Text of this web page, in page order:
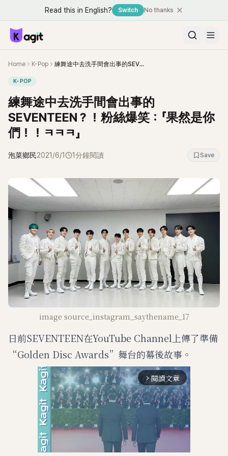
Read this in English? Switch No thanks
Home K-Pop 練舞途中去洗手間會出事的SEVENTEEN？！粉絲爆笑：「果然是你們！！ㅋㅋㅋ」
K-POP
練舞途中去洗手間會出事的
SEVENTEEN？！粉絲爆笑：「果然是你
們！！ㅋㅋㅋ」
泡菜鄉民2021/6/1 1分鐘閱讀 Save
image source_instagram_saythename_17
日前SEVENTEEN在YouTube Channel上傳了準備
“Golden Disc Awards”舞台的幕後故事。
arrow_forward_ios 閱讀文章